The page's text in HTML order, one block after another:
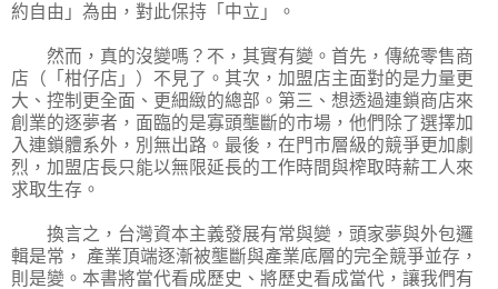
約自由」為由，對此保持「中立」。
然而，真的沒變嗎？不，其實有變。首先，傳統零售商
店（「柑仔店」）不見了。其次，加盟店主面對的是力量更
大、控制更全面、更細緻的總部。第三、想透過連鎖商店來
創業的逐夢者，面臨的是寡頭壟斷的市場，他們除了選擇加
入連鎖體系外，別無出路。最後，在門市層級的競爭更加劇
烈，加盟店長只能以無限延長的工作時間與榨取時薪工人來
求取生存。
換言之，台灣資本主義發展有常與變，頭家夢與外包邏
輯是常， 產業頂端逐漸被壟斷與產業底層的完全競爭並存，
則是變。本書將當代看成歷史、將歷史看成當代，讓我們有